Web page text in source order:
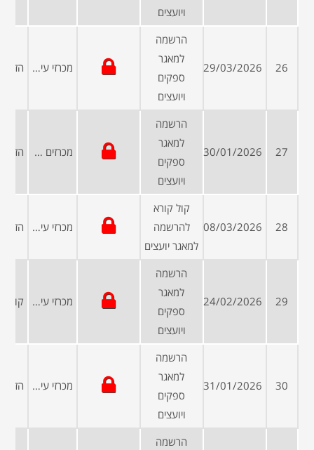
ויועצים
26
29/03/2026
הרשמה
למאגר
ספקים
ויועצים
מכרזי עיריות ומועצות
27
30/01/2026
הרשמה
למאגר
ספקים
ויועצים
מכרזים פומביים
28
08/03/2026
קול קורא
להרשמה
למאגר יועצים
מכרזי עיריות ומועצות
29
24/02/2026
הרשמה
למאגר
ספקים
ויועצים
מכרזי עיריות ומועצות
30
31/01/2026
הרשמה
למאגר
ספקים
ויועצים
מכרזי עיריות ומועצות
הרשמה